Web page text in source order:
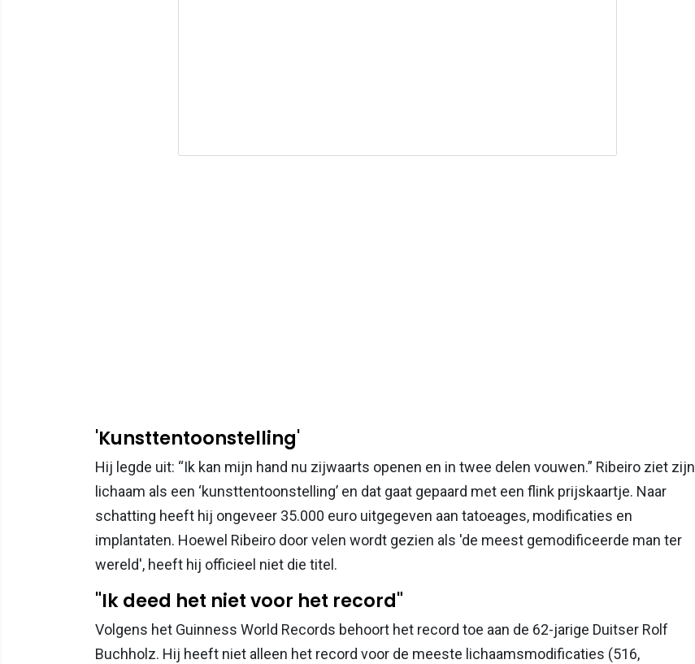
'Kunsttentoonstelling'
Hij legde uit: “Ik kan mijn hand nu zijwaarts openen en in twee delen vouwen.” Ribeiro ziet zijn
lichaam als een ‘kunsttentoonstelling’ en dat gaat gepaard met een flink prijskaartje. Naar
schatting heeft hij ongeveer 35.000 euro uitgegeven aan tatoeages, modificaties en
implantaten. Hoewel Ribeiro door velen wordt gezien als 'de meest gemodificeerde man ter
wereld', heeft hij officieel niet die titel.
"Ik deed het niet voor het record"
Volgens het Guinness World Records behoort het record toe aan de 62-jarige Duitser Rolf
Buchholz. Hij heeft niet alleen het record voor de meeste lichaamsmodificaties (516,